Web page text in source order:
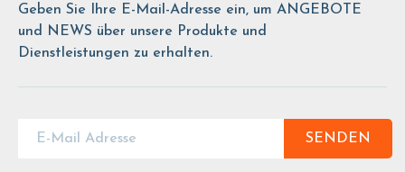
Geben Sie Ihre E-Mail-Adresse ein, um ANGEBOTE
und NEWS über unsere Produkte und
Dienstleistungen zu erhalten.
SENDEN